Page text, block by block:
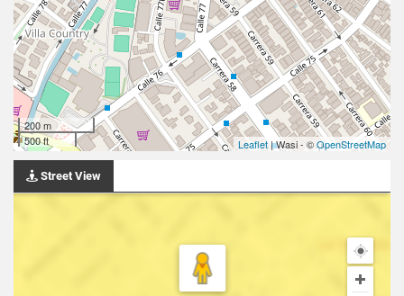
200 m
500 ft
Leaflet| Wasi - ©OpenStreetMap
Street View